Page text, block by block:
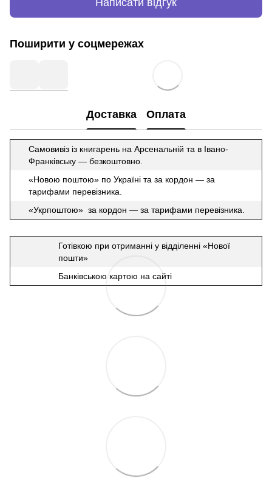
Написати відгук
Поширити у соцмережах
Доставка Оплата
Самовивіз із книгарень на Арсенальній та в Івано-
Франківську — безкоштовно.
«Новою поштою» по Україні та за кордон — за
тарифами перевізника.
«Укрпоштою» за кордон — за тарифами перевізника.
Готівкою при отриманні у відділенні «Нової
пошти»
Банківською картою на сайті